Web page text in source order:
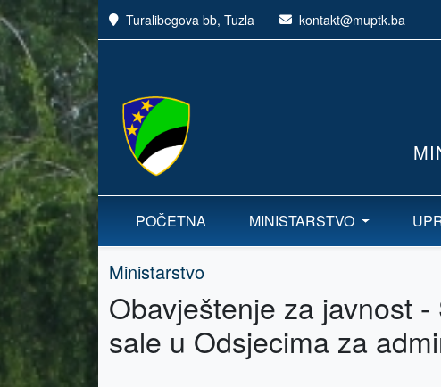
Turalibegova bb, Tuzla kontakt@muptk.ba
POČETNA MINISTARSTVO
Ministarstvo
Obavještenje za javnost
sale u Odsjecima za